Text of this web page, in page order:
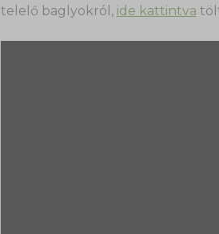
telelő baglyokról, ide kattintva